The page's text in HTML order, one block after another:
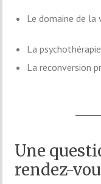
Le domaine de la
La
La reconversion
Une
rendez-